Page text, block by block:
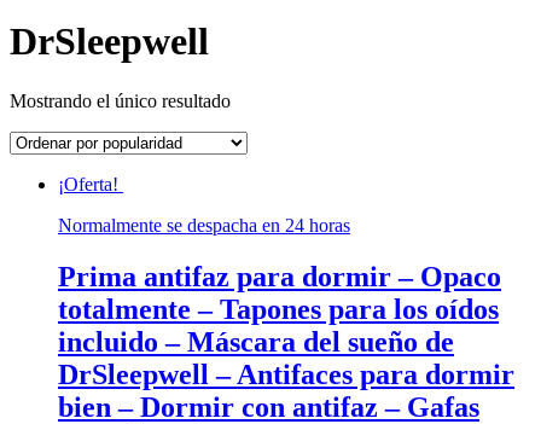
DrSleepwell
Mostrando el único resultado
¡Oferta!
Normalmente se despacha en 24 horas
Prima antifaz para dormir – Opaco
totalmente – Tapones para los oídos
incluido – Máscara del sueño de
DrSleepwell – Antifaces para dormir
bien – Dormir con antifaz – Gafas